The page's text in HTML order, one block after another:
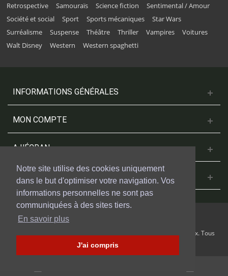
Notre site utilise des cookies uniquement
dans le but d'optimiser votre navigation. Vos
informations personnelles ne sont pas
communiquées à des sites tiers.
En savoir plus
J'ai compris
Retrospective
Samouraïs Science fiction
Sentimental / Amour
Société et social
Sport Sports mécaniques
Star Wars
Surréalisme
Suspense Théâtre Thriller Vampires
Voitures
Walt Disney
Western Western spaghetti
INFORMATIONS GÉNÉRALES
MON COMPTE
A L'ÉCRAN
NOUS CONTACTER
© 2018 Cinesud Affiches réalisé avec Presta Shop™ par Weblogix. Tous
droits reservés.